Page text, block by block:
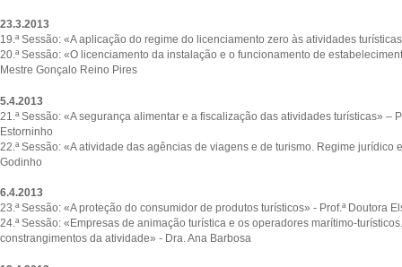
23.3.2013
19.ª Sessão: «A aplicação do regime do licenciamento zero às atividades
20.ª Sessão: «O licenciamento da instalação e o funcionamento de
Mestre Gonçalo Reino Pires
5.4.2013
21.ª Sessão: «A segurança alimentar e a fiscalização das atividades turísticas» –
Estorninho
22.ª Sessão: «A atividade das agências de viagens e de turismo. Regime jurídico
Godinho
6.4.2013
23.ª Sessão: «A proteção do consumidor de produtos turísticos» - Prof.ª Doutora
24.ª Sessão: «Empresas de animação turística e os operadores marítimo-
constrangimentos da atividade» - Dra. Ana Barbosa